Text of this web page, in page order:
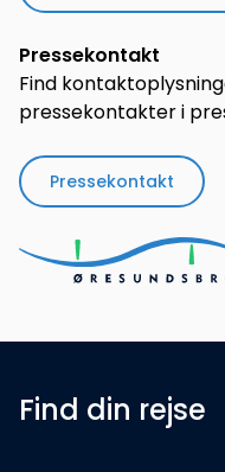
Pressekontakt
Find
pressekontakter i
Pressekontakt
Find din rejse